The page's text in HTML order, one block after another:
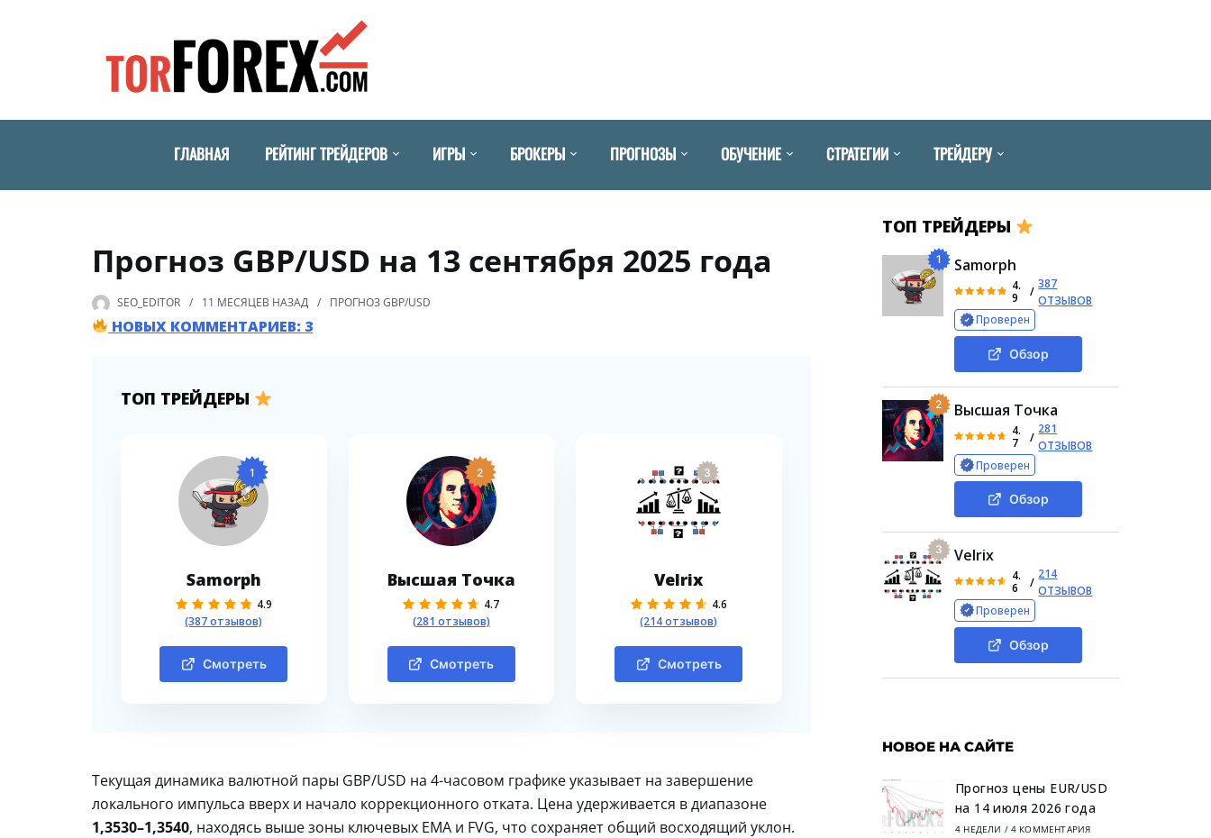
ГЛАВНАЯ РЕЙТИНГ ТРЕЙДЕРОВ ИГРЫ БРОКЕРЫ ПРОГНОЗЫ ОБУЧЕНИЕ СТРАТЕГИИ ТРЕЙДЕРУ
Прогноз GBP/USD на 13 сентября 2025 года
SEO_EDITOR 11 МЕСЯЦЕВ НАЗАД ПРОГНОЗ GBP/USD
НОВЫХ КОММЕНТАРИЕВ: 3
ТОП ТРЕЙДЕРЫ
1
Samorph
4.9
(387 отзывов)
Смотреть
2
Высшая Точка
4.7
(281 отзывов)
Смотреть
3
Velrix
4.6
(214 отзывов)
Смотреть
Текущая динамика валютной пары GBP/USD на 4-часовом графике указывает на завершение
локального импульса вверх и начало коррекционного отката. Цена удерживается в диапазоне
1,3530–1,3540, находясь выше зоны ключевых EMA и FVG, что сохраняет общий восходящий уклон.
ТОП ТРЕЙДЕРЫ
1 Samorph
4.
9
/
387
ОТЗЫВОВ
Проверен
Обзор
2 Высшая Точка
4.
7
/
281
ОТЗЫВОВ
Проверен
Обзор
3 Velrix
4.
6
/
214
ОТЗЫВОВ
Проверен
Обзор
НОВОЕ НА САЙТЕ
Прогноз цены EUR/USD
на 14 июля 2026 года
4 НЕДЕЛИ / 4 КОММЕНТАРИЯ